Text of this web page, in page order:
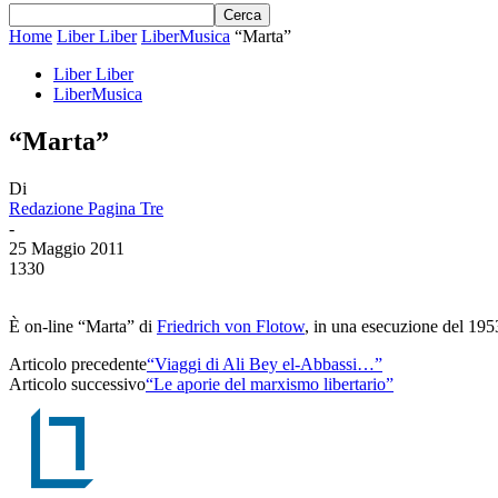
Home Liber Liber LiberMusica “Marta”
Liber Liber
LiberMusica
“Marta”
Di
Redazione Pagina Tre
-
25 Maggio 2011
1330
È on-line “Marta” di Friedrich von Flotow, in una esecuzione del
Articolo precedente“Viaggi di Ali Bey el-Abbassi…”
Articolo successivo“Le aporie del marxismo libertario”